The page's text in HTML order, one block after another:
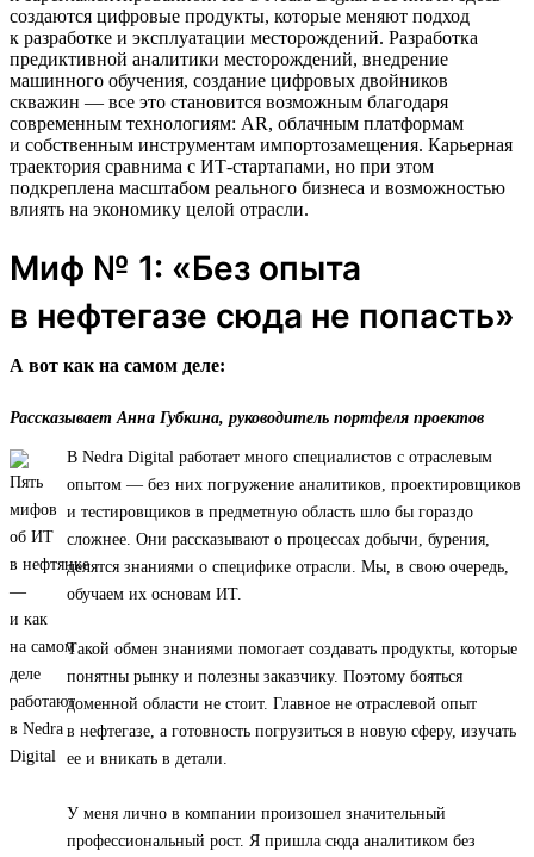
создаются цифровые продукты, которые меняют подход
к разработке и эксплуатации месторождений. Разработка
предиктивной аналитики месторождений, внедрение
машинного обучения, создание цифровых двойников
скважин — все это становится возможным благодаря
современным технологиям: AR, облачным платформам
и собственным инструментам импортозамещения. Карьерная
траектория сравнима с ИТ-стартапами, но при этом
подкреплена масштабом реального бизнеса и возможностью
влиять на экономику целой отрасли.
Миф № 1: «Без опыта
в нефтегазе сюда не попасть»
А вот как на самом деле:
Рассказывает Анна Губкина, руководитель портфеля проектов
В Nedra Digital работает много специалистов с отраслевым
опытом — без них погружение аналитиков, проектировщиков
и тестировщиков в предметную область шло бы гораздо
сложнее. Они рассказывают о процессах добычи, бурения,
делятся знаниями о специфике отрасли. Мы, в свою очередь,
обучаем их основам ИТ.
Такой обмен знаниями помогает создавать продукты, которые
понятны рынку и полезны заказчику. Поэтому бояться
доменной области не стоит. Главное не отраслевой опыт
в нефтегазе, а готовность погрузиться в новую сферу, изучать
ее и вникать в детали.
У меня лично в компании произошел значительный
профессиональный рост. Я пришла сюда аналитиком без